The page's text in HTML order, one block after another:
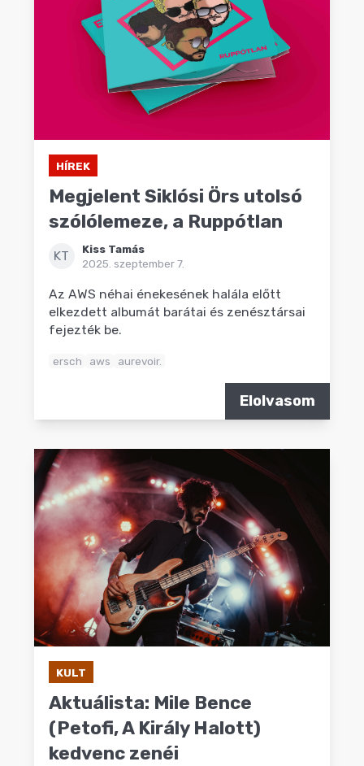
HÍREK
Megjelent Siklósi Örs utolsó
szólólemeze, a Ruppótlan
KT
Kiss Tamás
2025. szeptember 7.
Az AWS néhai énekesének halála előtt
elkezdett albumát barátai és zenésztársai
fejezték be.
ersch aws aurevoir.
Elolvasom
KULT
Aktuálista: Mile Bence
(Petofi, A Király Halott)
kedvenc zenéi